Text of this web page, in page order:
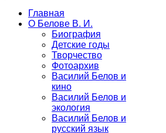
Главная
О Белове В. И.
Биография
Детские годы
Творчество
Фотоархив
Василий Белов и
кино
Василий Белов и
экология
Василий Белов и
русский язык